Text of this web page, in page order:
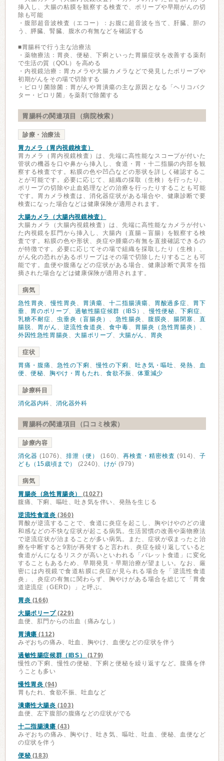
挿入し、大腸の粘膜を観察する検査で、ポリープや早期がんの切
除も可能
・腹部超音波検査（エコー）：お腹に超音波を当て、肝臓、胆の
う、膵臓、腎臓、腹水の有無などを確認する
■胃腸科で行う主な治療法
・薬物療法：胃炎、便秘、下痢といった胃腸症状を改善する薬剤
で生活の質（QOL）を高める
・内視鏡治療：胃カメラや大腸カメラなどで発見したポリープや
初期がんをその場で切除する
・ピロリ菌除菌：胃がんや胃潰瘍の主な原因となる「ヘリコバク
ター・ピロリ菌」を薬剤で除菌する
胃腸科の関連項目（病院検索）
診療・治療法
胃カメラ（胃内視鏡検査）
胃カメラ（胃内視鏡検査）は、先端に高性能なスコープが付いた
管状の機器を口や鼻から挿入し、食道・胃・十二指腸の内部を観
察する検査です。粘膜の色や凹凸などの形状を詳しく確認するこ
とが可能です。必要に応じて、組織の採取（生検）を行ったり、
ポリープの切除や止血処理などの治療を行ったりすることも可能
です。胃カメラ検査は、消化器症状がある場合や、健康診断で要
検査になった場合などは健康保険が適用されます。
大腸カメラ（大腸内視鏡検査）
大腸カメラ（大腸内視鏡検査）は、先端に高性能なカメラが付い
た内視鏡を肛門から挿入し、大腸内（直腸～盲腸）を観察する検
査です。粘膜の色や形状、炎症や腫瘍の有無を直接確認できるの
が特徴です。必要に応じてその場で組織を採取したり（生検）、
がん化の恐れがあるポリープはその場で切除したりすることも可
能です。血便や腹痛などの症状がある場合、健康診断で異常を指
摘された場合などは健康保険が適用されます。
病気
急性胃炎 、慢性胃炎 、 胃潰瘍、 十二指腸潰瘍、 胃酸過多症、 胃下
垂、 胃のポリープ、過敏性腸症候群（IBS） 、慢性便秘、下痢症、
乳糖不耐症、 虫垂炎（盲腸炎） 、 急性腸炎 、 腹膜炎 、 腸閉塞、直
腸脱、 胃がん 、 逆流性食道炎 、 食中毒、 胃腸炎（急性胃腸炎） 、
外因性急性胃腸炎 、大腸ポリープ、 大腸がん 、 胃炎
症状
胃痛・腹痛 、 急性の下痢 、慢性の下痢 、 吐き気・嘔吐、発熱、 血
便、便秘、 胸やけ・胃もたれ、食欲不振 、体重減少
診療科目
消化器内科、 消化器外科
胃腸科の関連項目（口コミ検索）
診療内容
消化器 (1076)、 排泄（便） (160)、再検査・精密検査 (914)、子
ども（15歳頃まで）
(2240)、 けが (979)
病気
胃腸炎（急性胃腸炎）
(1027)
腹痛、下痢、嘔吐、吐き気を伴い、発熱を生じる
逆流性食道炎 (360)
胃酸が逆流することで、食道に炎症を起こし、胸やけやのどの違
和感などの不快な症状が起こる病気。生活習慣の改善や薬物療法
で逆流症状が治まることが多い病気。また、症状が収まったと治
療を中断すると9割が再発すると言われ、炎症を繰り返していると
食道がんになるリスクが高いといわれる「バレット食道」に変化
することもあるため、早期発見・早期治療が望ましい。なお、厳
密には内視鏡で食道粘膜に炎症が見られる場合を「逆流性食道
炎」、炎症の有無に関わらず、胸やけがある場合を総じて「胃食
道逆流症（GERD）」と呼ぶ。
胃炎 (166)
大腸ポリープ(229)
血便、肛門からの出血（痛みなし）
胃潰瘍 (112)
みぞおちの痛み、吐血、胸やけ、血便などの症状を伴う
過敏性腸症候群（IBS）
(179)
慢性の下痢、慢性の便秘、下痢と便秘を繰り返すなど。腹痛を伴
うことも多い
慢性胃炎 (94)
胃もたれ、食欲不振、吐血など
潰瘍性大腸炎 (103)
血便、左下腹部の腹痛などの症状がでる
十二指腸潰瘍 (43)
みぞおちの痛み、胸やけ、吐き気、嘔吐、吐血、便秘、血便など
の症状を伴う
便秘(183)